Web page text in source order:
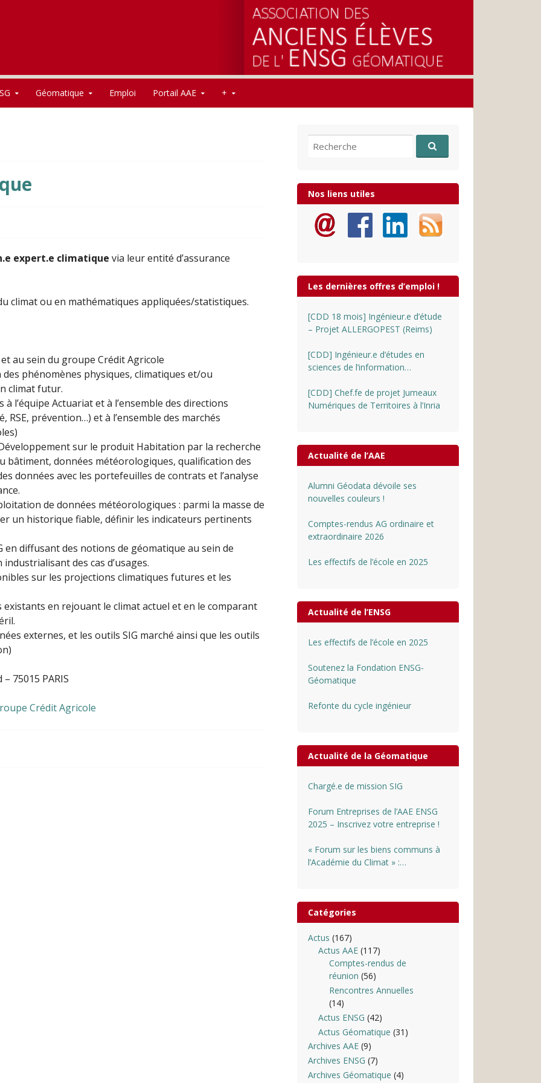
Géomatique Emploi Portail AAE +
expert.e climatique via leur entité d’assurance
climat ou en mathématiques appliquées/statistiques.
au sein du groupe Crédit Agricole
phénomènes physiques, climatiques et/ou
climat futur.
l’équipe Actuariat et à l’ensemble des directions
RSE, prévention…) et à l’ensemble des marchés
sur le produit Habitation par la recherche
bâtiment, données météorologiques, qualification des
données avec les portefeuilles de contrats et l’analyse
de données météorologiques : parmi la masse de
un historique fiable, définir les indicateurs pertinents
en diffusant des notions de géomatique au sein de
des cas d’usages.
sur les projections climatiques futures et les
existants en rejouant le climat actuel et en le comparant
externes, et les outils SIG marché ainsi que les outils
75015 PARIS
Crédit Agricole
Recherche pour:
Nos liens utiles
Les dernières offres d’emploi !
[CDD 18 mois] Ingénieur.e d’étude
– Projet ALLERGOPEST (Reims)
[CDD] Ingénieur.e d’études en
sciences de l’information
[CDD] Chef.fe de projet Jumeaux
Numériques de Territoires à l’Inria
Actualité de l’AAE
Alumni Géodata dévoile ses
nouvelles couleurs !
Comptes-rendus AG ordinaire et
extraordinaire 2026
Les effectifs de l’école en 2025
Actualité de l’ENSG
Les effectifs de l’école en 2025
Soutenez la Fondation ENSG-
Géomatique
Refonte du cycle ingénieur
Actualité de la Géomatique
Chargé.e de mission SIG
Forum Entreprises de l’AAE ENSG
2025 – Inscrivez votre entreprise !
« Forum sur les biens communs à
l’Académie du Climat » :
Catégories
Actus (167)
Actus AAE (117)
Comptes-rendus de
réunion (56)
Rencontres Annuelles
(14)
Actus ENSG (42)
Actus Géomatique (31)
Archives AAE(9)
Archives ENSG (7)
Archives Géomatique (4)